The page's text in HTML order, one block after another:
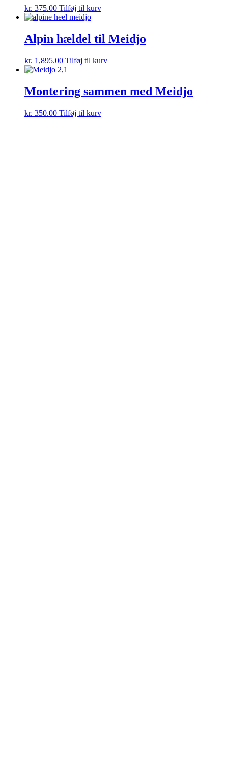
kr. 375.00 Tilføj til kurv
Alpin hældel til Meidjo
kr. 1,895.00 Tilføj til kurv
Montering sammen med Meidjo
kr. 350.00 Tilføj til kurv